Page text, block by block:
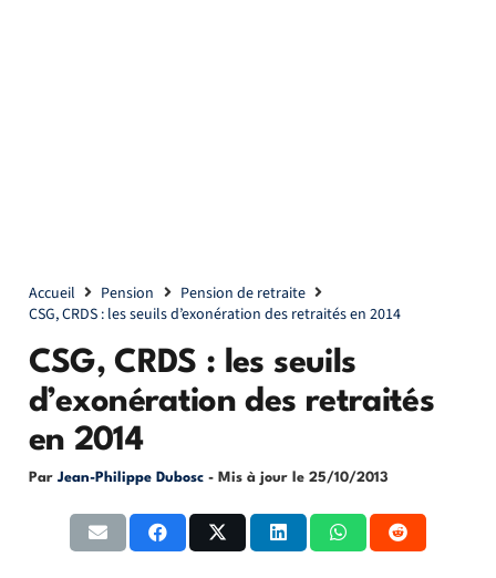
Accueil Pension
Pension de retraite
CSG, CRDS : les seuils d’exonération des retraités en 2014
CSG, CRDS : les seuils
d’exonération des retraités
en 2014
Par Jean-Philippe Dubosc - Mis à jour le 25/10/2013